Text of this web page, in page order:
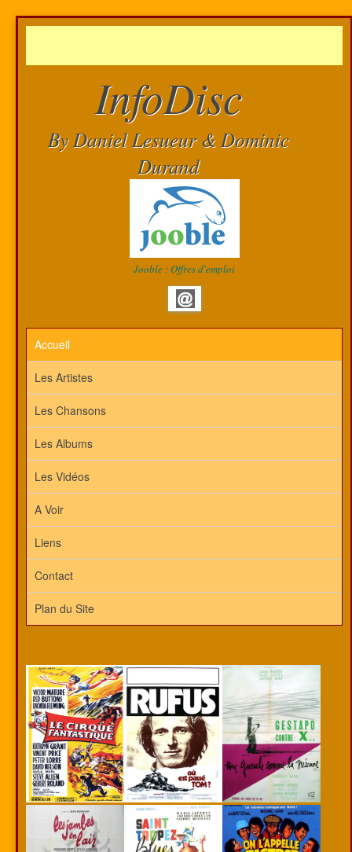
InfoDisc
By Daniel Lesueur & Dominic
Durand
Jooble : Offres d'emploi
Accueil
Les Artistes
Les Chansons
Les Albums
Les Vidéos
A Voir
Liens
Contact
Plan du Site